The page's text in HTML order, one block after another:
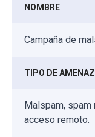
NOMBRE
Campaña de
TIPO DE
Malspam,
acceso remoto.